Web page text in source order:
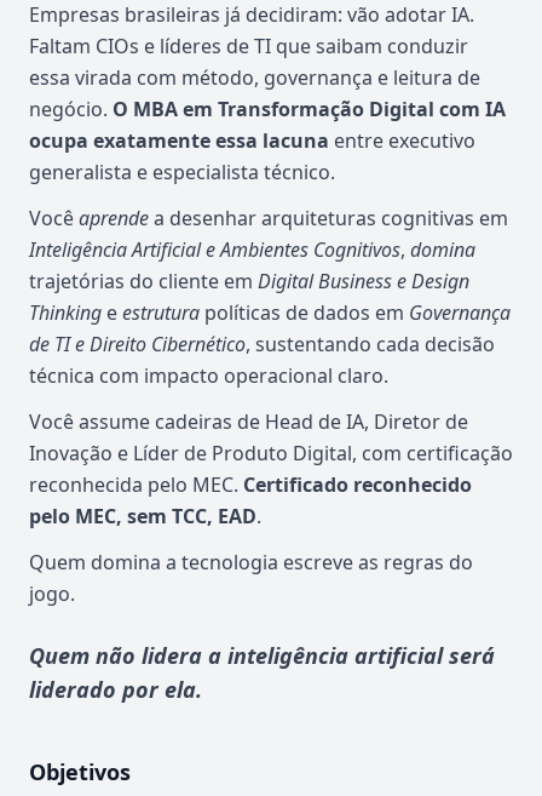
Empresas brasileiras já decidiram: vão adotar IA.
Faltam CIOs e líderes de TI que saibam conduzir
essa virada com método, governança e leitura de
negócio. O MBA em Transformação Digital com IA
ocupa exatamente essa lacuna entre executivo
generalista e especialista técnico.
Vocêaprendea desenhar arquiteturas cognitivas em
Inteligência Artificial e Ambientes Cognitivos, domina
trajetórias do cliente em Digital Business e Design
Thinking eestrutura políticas de dados em Governança
de TI e Direito Cibernético, sustentando cada decisão
técnica com impacto operacional claro.
Você assume cadeiras de Head de IA, Diretor de
Inovação e Líder de Produto Digital, com certificação
reconhecida pelo MEC. Certificado reconhecido
pelo MEC, sem TCC, EAD.
Quem domina a tecnologia escreve as regras do
jogo.
Quem não lidera a inteligência artificial será
liderado por ela.
Objetivos